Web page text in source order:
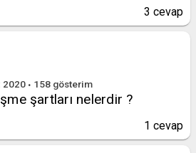
3 cevap
2020 158 gösterim
şartları nelerdir ?
1 cevap